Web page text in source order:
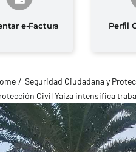
e-Factura Perfil
Seguridad Ciudadana y
Civil Yaiza intensifica